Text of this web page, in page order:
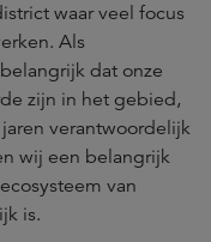
waar veel focus
Als
dat onze
zijn in het gebied,
verantwoordelijk
wij een belangrijk
van
is.